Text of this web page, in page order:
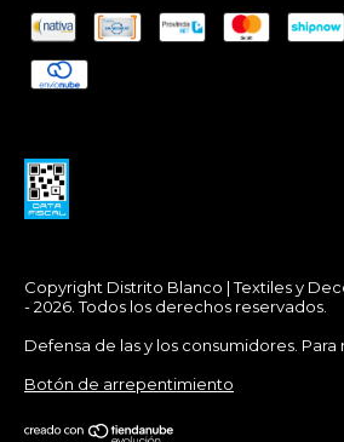
Copyright Distrito Blanco | Textiles y
- 2026. Todos los derechos reservados.
Defensa de las y los consumidores. Para
Botón de arrepentimiento